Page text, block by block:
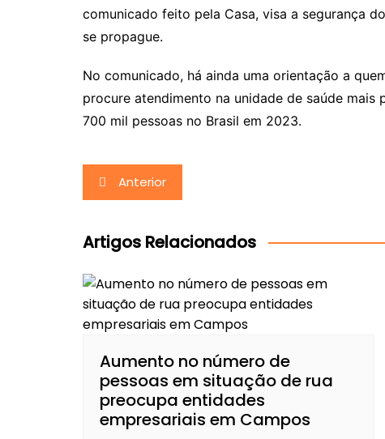
comunicado feito pela Casa, visa a segurança
se propague.
No comunicado, há ainda uma orientação a
procure atendimento na unidade de saúde
700 mil pessoas no Brasil em 2023.
Navegação
de
Post
Anterior
Artigos Relacionados
Aumento no número de
pessoas em situação de rua
preocupa entidades
empresariais em Campos